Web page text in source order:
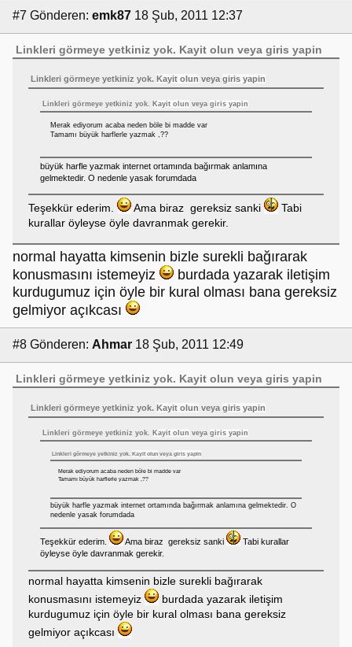
#7 Gönderen: emk87 18 Şub, 2011 12:37
Linkleri görmeye yetkiniz yok. Kayit olun veyagiris yapin
Linkleri görmeye yetkiniz yok.Kayit olun veyagiris yapin
Linkleri görmeye yetkiniz yok. Kayit olun veyagiris yapin
Merak ediyorum acaba neden böle bi madde var
Tamamı büyük harflerle yazmak ,??
büyük harfle yazmak internet ortamında bağırmak anlamına
gelmektedir. O nedenle yasak forumdada
Teşekkür ederim. Ama biraz gereksiz sanki
Tabi
kurallar öyleyse öyle davranmak gerekir.
normal hayatta kimsenin bizle surekli bağırarak
konusmasını istemeyiz
burdada yazarak iletişim
kurdugumuz için öyle bir kural olması bana gereksiz
gelmiyor açıkcası
#8 Gönderen: Ahmar 18 Şub, 2011 12:49
Linkleri görmeye yetkiniz yok. Kayit olun veyagiris yapin
Linkleri görmeye yetkiniz yok.Kayit olun veyagiris yapin
Linkleri görmeye yetkiniz yok. Kayit olun veyagiris yapin
Linkleri görmeye yetkiniz yok.Kayit olun veyagiris yapin
Merak ediyorum acaba neden böle bi madde var
Tamamı büyük harflerle yazmak ,??
büyük harfle yazmak internet ortamında bağırmak anlamına gelmektedir. O
nedenle yasak forumdada
Teşekkür ederim. Ama biraz gereksiz sanki
Tabi kurallar
öyleyse öyle davranmak gerekir.
normal hayatta kimsenin bizle surekli bağırarak
konusmasını istemeyiz
burdada yazarak iletişim
kurdugumuz için öyle bir kural olması bana gereksiz
gelmiyor açıkcası